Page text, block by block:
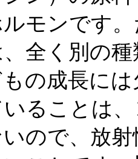
モンです
全く別の
もの成長に
ることは
ので、放